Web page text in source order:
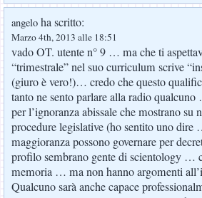
angelo ha scritto:
Marzo 4th, 2013 alle 18:51
vado OT. utente n° 9 … ma che ti
“trimestrale” nel suo curriculum scrive
(giuro è vero!)… credo che questo
tanto ne sento parlare alla radio
per l’ignoranza abissale che mostrano su
procedure legislative (ho sentito uno dire
maggioranza possono governare per
profilo sembrano gente di scientology …
memoria … ma non hanno argomenti
Qualcuno sarà anche capace